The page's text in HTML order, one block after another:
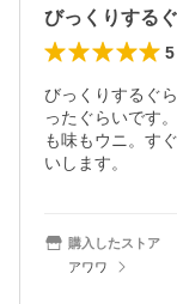
5
びっくりするぐ
ったぐらいです
も味もウニ。す
いします。
購入したストア
アワワ